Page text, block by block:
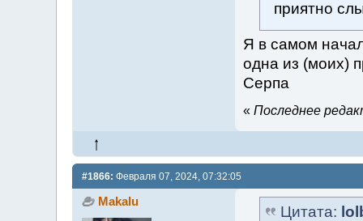
приятно
Я в самом
одна из (моих)
Серпа
« Последнее
#1866: Февраля 07, 2024, 07:32:05
Makalu
Цитата: